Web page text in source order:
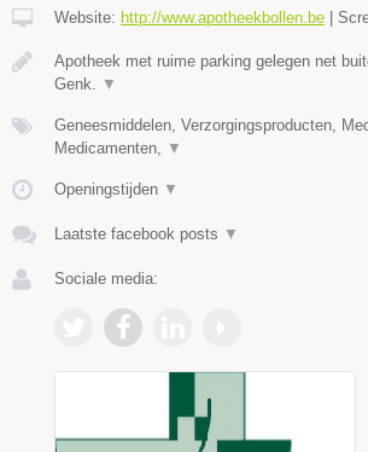
Website: http://www.apotheekbollen.be
Apotheek met ruime parking gelegen net
Genk.
▼
Geneesmiddelen, Verzorgingsproducten,
Medicamenten,
▼
Openingstijden ▼
Laatste facebook posts ▼
Sociale media: